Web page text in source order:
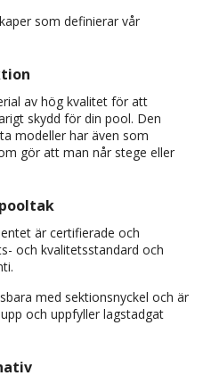
som definierar vår
av hög kvalitet för att
skydd för din pool. Den
modeller har även som
gör att man når stege eller
är certifierade och
och kvalitetsstandard och
med sektionsnyckel och är
och uppfyller lagstadgat